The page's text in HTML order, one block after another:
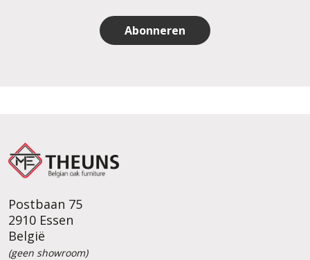
Abonneren
Postbaan 75
2910 Essen
België
(geen showroom)